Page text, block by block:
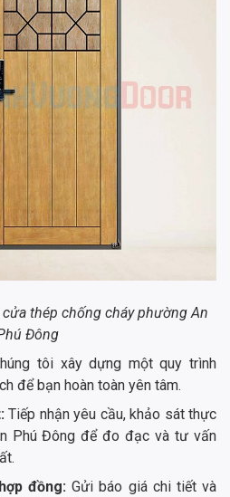
thép chống cháy phường An
Đông
tôi xây dựng một quy trình
để bạn hoàn toàn yên tâm.
Tiếp nhận yêu cầu, khảo sát thực
Phú Đông để đo đạc và tư vấn
đồng: Gửi báo giá chi tiết và